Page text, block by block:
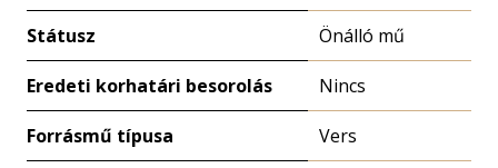
Státusz Önálló mű
Eredeti korhatári besorolás Nincs
Forrásmű típusa Vers